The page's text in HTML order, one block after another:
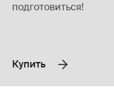
подготовиться!
Купить